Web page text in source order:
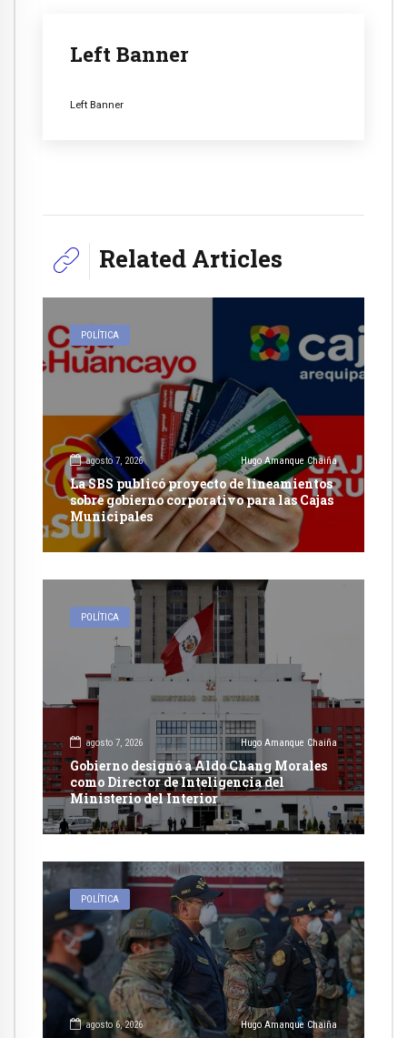
Left Banner
Left Banner
Related Articles
POLÍTICA
agosto 7, 2026 Hugo Amanque Chaiña
La SBS publicó proyecto de lineamientos
sobre gobierno corporativo para las Cajas
Municipales
POLÍTICA
agosto 7, 2026 Hugo Amanque Chaiña
Gobierno designó a Aldo Chang Morales
como Director de Inteligencia del
Ministerio del Interior
POLÍTICA
agosto 6, 2026 Hugo Amanque Chaiña